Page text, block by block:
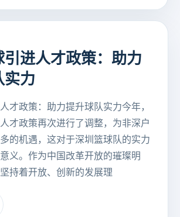
引进人才政策：助力
实力
才政策：助力提升球队实力今年，
才政策再次进行了调整，为非深户
的机遇，这对于深圳篮球队的实力
义。作为中国改革开放的璀璨明
持着开放、创新的发展理